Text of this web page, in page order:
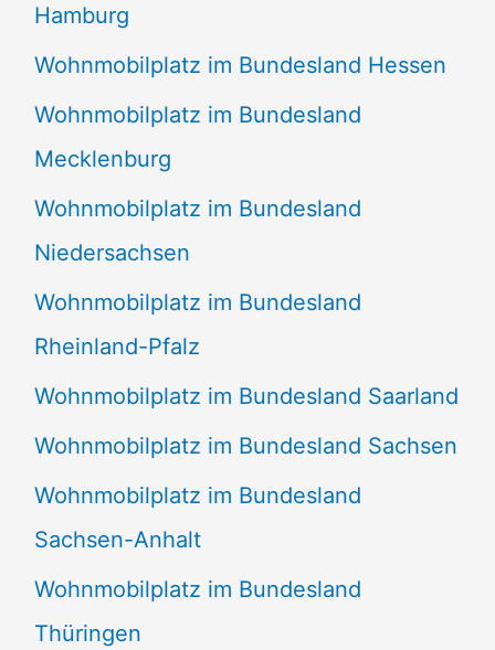
Hamburg
Wohnmobilplatz im Bundesland Hessen
Wohnmobilplatz im Bundesland
Mecklenburg
Wohnmobilplatz im Bundesland
Niedersachsen
Wohnmobilplatz im Bundesland
Rheinland-Pfalz
Wohnmobilplatz im Bundesland Saarland
Wohnmobilplatz im Bundesland Sachsen
Wohnmobilplatz im Bundesland
Sachsen-Anhalt
Wohnmobilplatz im Bundesland
Thüringen